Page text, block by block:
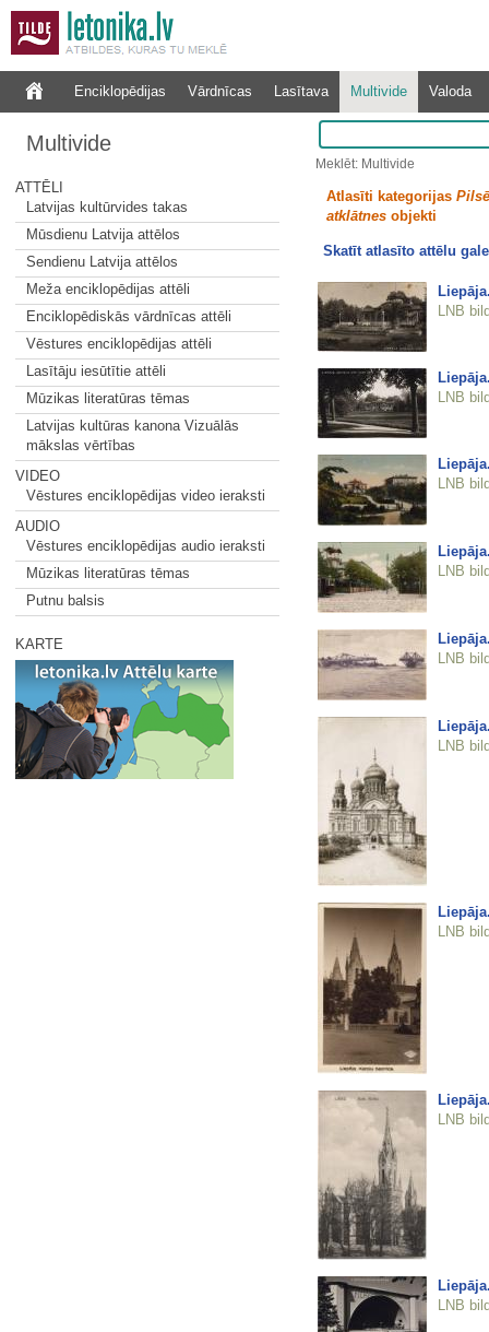
Enciklopēdijas Vārdnīcas Lasītava Multivide Valoda
Multivide
ATTĒLI
Latvijas kultūrvides takas
Mūsdienu Latvija attēlos
Sendienu Latvija attēlos
Meža enciklopēdijas attēli
Enciklopēdiskās vārdnīcas attēli
Vēstures enciklopēdijas attēli
Lasītāju iesūtītie attēli
Mūzikas literatūras tēmas
Latvijas kultūras kanona Vizuālās
mākslas vērtības
VIDEO
Vēstures enciklopēdijas video ieraksti
AUDIO
Vēstures enciklopēdijas audio ieraksti
Mūzikas literatūras tēmas
Putnu balsis
KARTE
Meklēt: Multivide
Atlasīti kategorijas
atklātnesobjekti
Skatīt atlasīto attēlu
LNB
LNB
LNB
LNB
LNB
LNB
LNB
LNB
LNB